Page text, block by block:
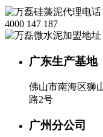
4000 147 187
广东生产基地
佛山市南海区狮
路2号
广州分公司